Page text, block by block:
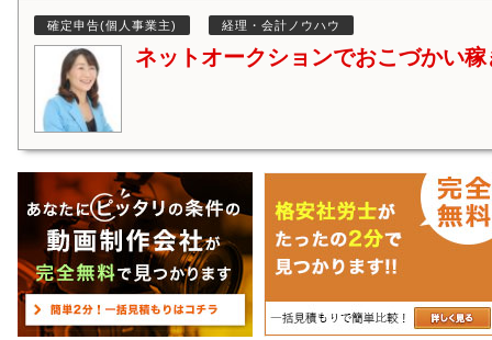
確定申告(個人事業主) 経理・会計ノウハウ
ネットオークションでおこづかい